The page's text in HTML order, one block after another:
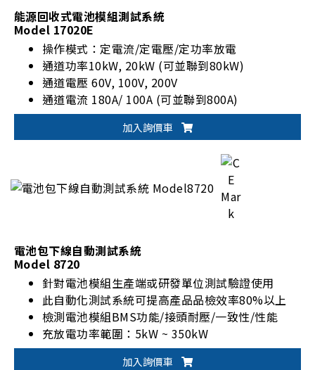
能源回收式電池模組測試系統
Model 17020E
操作模式：定電流/定電壓/定功率放電
通道功率10kW, 20kW (可並聯到80kW)
通道電壓 60V, 100V, 200V
通道電流 180A/ 100A (可並聯到800A)
加入詢價車
電池包下線自動測試系統
Model 8720
針對電池模組生產端或研發單位測試驗證使用
此自動化測試系統可提高產品品檢效率80%以上
檢測電池模組BMS功能/接頭耐壓/一致性/性能
充放電功率範圍：5kW ~ 350kW
充放電電壓/電流範圍：0V~900V/0A~1000A
加入詢價車